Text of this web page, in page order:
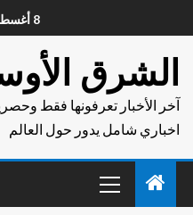
8 أغسطس، 2026
الشرق
آخر الأخبار تعرفونها فقط
اخباري شامل يدور حول العالم